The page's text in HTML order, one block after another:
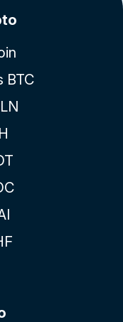
BTC